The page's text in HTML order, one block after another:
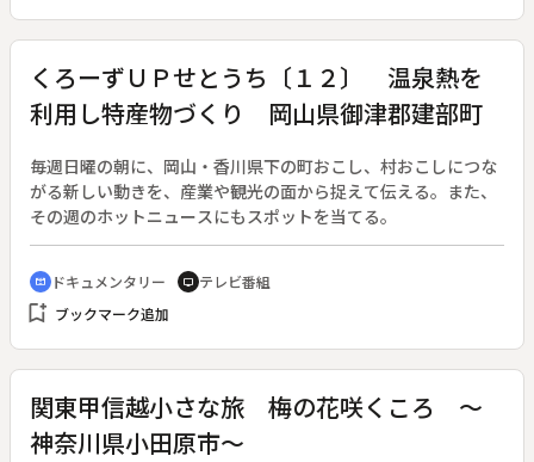
像などが登場する。
くろーずＵＰせとうち〔１２〕 温泉熱を
利用し特産物づくり 岡山県御津郡建部町
毎週日曜の朝に、岡山・香川県下の町おこし、村おこしにつな
がる新しい動きを、産業や観光の面から捉えて伝える。また、
その週のホットニュースにもスポットを当てる。
cinematic_blur ドキュメンタリー tv テレビ番組
bookmark_add ブックマーク追加
関東甲信越小さな旅 梅の花咲くころ ～
神奈川県小田原市～